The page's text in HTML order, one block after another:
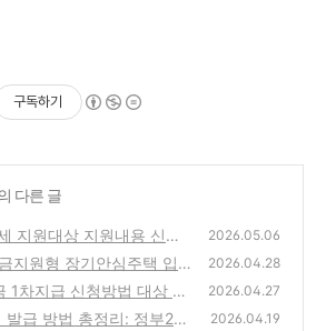
구독하기
다른 글
지원대상 지원내용 신청
신청바로가기
(1)
2026.05.06
지원형 장기안심주택 입
온라인 신청
(0)
2026.04.28
1차지급 신청방법 대상 지
기
(0)
2026.04.27
발급 방법 총정리: 정부24
2026.04.19